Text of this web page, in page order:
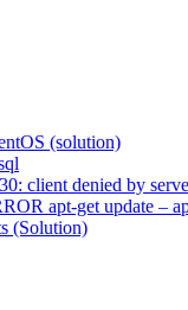
(solution)
client denied by
apt-get update –
(Solution)